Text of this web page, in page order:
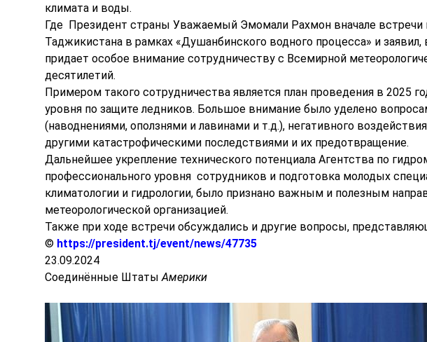
климата и воды.
Где Президент страны Уважаемый Эмомали Рахмон вначале встречи
Таджикистана в рамках «Душанбинского водного процесса» и
придает особое внимание сотрудничеству с Всемирной
десятилетий.
Примером такого сотрудничества является план проведения в 2025
уровня по защите ледников. Большое внимание было уделено
(наводнениями, оползнями и лавинами и т.д.), негативного
другими катастрофическими последствиями и их предотвращение.
Дальнейшее укрепление технического потенциала Агентства по
профессионального уровня сотрудников и подготовка молодых
климатологии и гидрологии, было признано важным и полезным
метеорологической организацией.
Также при ходе встречи обсуждались и другие вопросы,
© https://president.tj/event/news/47735
23.09.2024
Соединённые ШтатыАмерики